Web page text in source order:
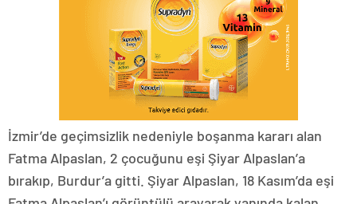
İzmir’de geçimsizlik nedeniyle boşanma kararı alan
Fatma Alpaslan, 2 çocuğunu eşi Şiyar Alpaslan’a
bırakıp, Burdur’a gitti. Şiyar Alpaslan, 18 Kasım’da eşi